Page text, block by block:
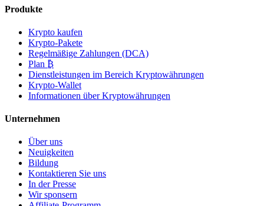
Produkte
Krypto kaufen
Krypto-Pakete
Regelmäßige Zahlungen (DCA)
Plan ₿
Dienstleistungen im Bereich Kryptowährungen
Krypto-Wallet
Informationen über Kryptowährungen
Unternehmen
Über uns
Neuigkeiten
Bildung
Kontaktieren Sie uns
In der Presse
Wir sponsern